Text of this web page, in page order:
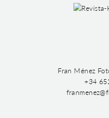
Fran Ménez
+34